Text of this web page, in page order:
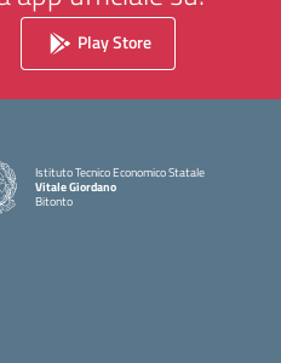
Play Store
Istituto Tecnico Economico Statale
Vitale Giordano
Bitonto